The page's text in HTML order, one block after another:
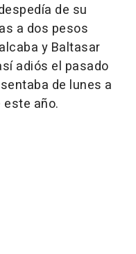
de su
a dos pesos
y Baltasar
adiós el pasado
de lunes a
año.